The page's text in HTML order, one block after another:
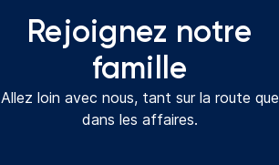
Rejoignez notre
famille
Allez loin avec nous, tant sur la route que
dans les affaires.